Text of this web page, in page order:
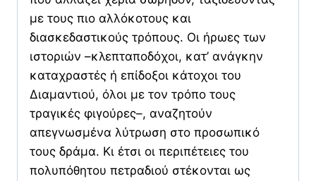
με τους πιο αλλόκοτους και
διασκεδαστικούς τρόπους. Οι ήρωες των
ιστοριών –κλεπταποδόχοι, κατ’ ανάγκην
καταχραστές ή επίδοξοι κάτοχοι του
Διαμαντιού, όλοι με τον τρόπο τους
τραγικές φιγούρες–, αναζητούν
απεγνωσμένα λύτρωση στο προσωπικό
τους δράμα. Κι έτσι οι περιπέτειες του
πολυπόθητου πετραδιού στέκονται ως